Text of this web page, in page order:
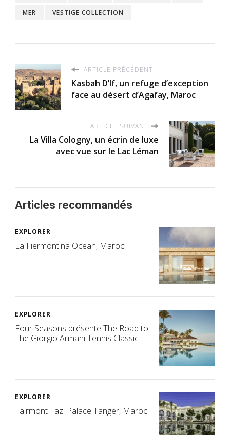
MER
VESTIGE COLLECTION
ARTICLE PRÉCÉDENT
Kasbah D’If, un refuge d’exception
face au désert d’Agafay, Maroc
ARTICLE SUIVANT
La Villa Cologny, un écrin de luxe
avec vue sur le Lac Léman
Articles recommandés
EXPLORER
La Fiermontina Ocean, Maroc
EXPLORER
Four Seasons présente The Road to
The Giorgio Armani Tennis Classic
EXPLORER
Fairmont Tazi Palace Tanger, Maroc